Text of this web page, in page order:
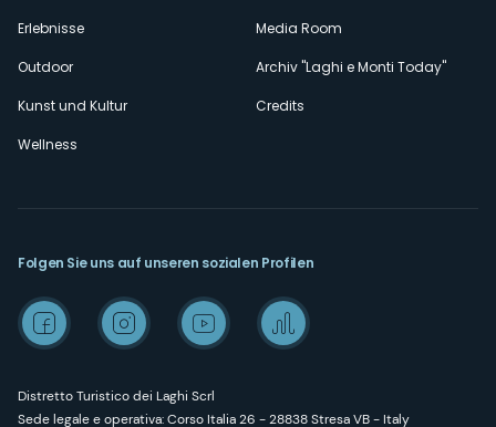
Erlebnisse
Outdoor
Kunst und Kultur
Wellness
Media Room
Archiv "Laghi e Monti Today"
Credits
Distretto Turistico dei Laghi Scrl
Sede legale e operativa: Corso Italia 26 - 28838 Stresa VB - Italy
Folgen Sie uns auf unseren sozialen Profilen